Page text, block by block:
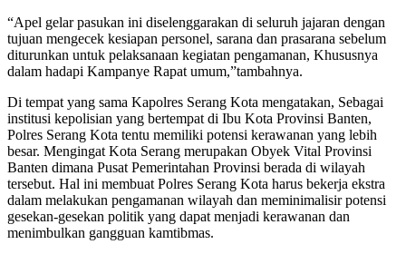
“Apel gelar pasukan ini diselenggarakan di seluruh jajaran dengan
tujuan mengecek kesiapan personel, sarana dan prasarana sebelum
diturunkan untuk pelaksanaan kegiatan pengamanan, Khususnya
dalam hadapi Kampanye Rapat umum,”tambahnya.
Di tempat yang sama Kapolres Serang Kota mengatakan, Sebagai
institusi kepolisian yang bertempat di Ibu Kota Provinsi Banten,
Polres Serang Kota tentu memiliki potensi kerawanan yang lebih
besar. Mengingat Kota Serang merupakan Obyek Vital Provinsi
Banten dimana Pusat Pemerintahan Provinsi berada di wilayah
tersebut. Hal ini membuat Polres Serang Kota harus bekerja ekstra
dalam melakukan pengamanan wilayah dan meminimalisir potensi
gesekan-gesekan politik yang dapat menjadi kerawanan dan
menimbulkan gangguan kamtibmas.